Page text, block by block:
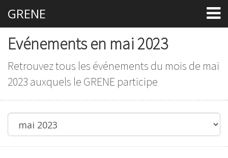
GRENE
Evénements en mai 2023
Retrouvez tous les événements du mois de mai
2023 auxquels le GRENE participe